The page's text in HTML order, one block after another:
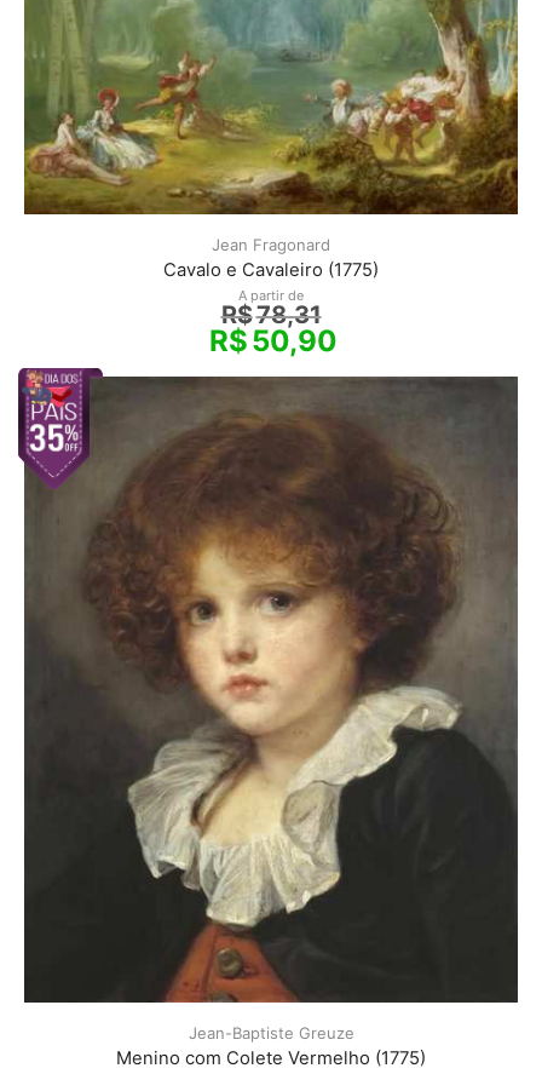
Jean Fragonard
Cavalo e Cavaleiro (1775)
A partir de
R$78,31
R$50,90
Jean-Baptiste Greuze
Menino com Colete Vermelho (1775)